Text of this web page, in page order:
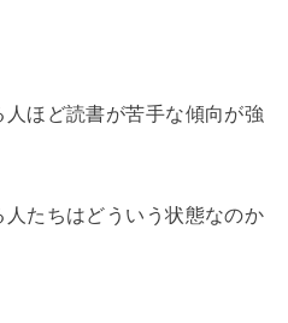
人ほど読書が苦手な傾向が強
たちはどういう状態なのか